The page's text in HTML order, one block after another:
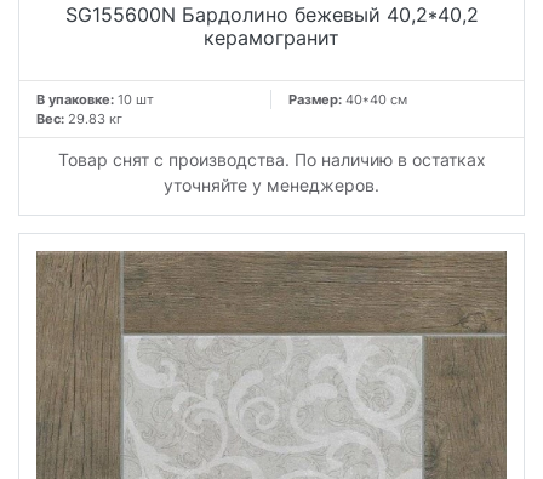
SG155600N Бардолино бежевый 40,2*40,2
керамогранит
В упаковке: 10 шт Размер: 40*40 см
Вес: 29.83 кг
Товар снят с производства. По наличию в остатках
уточняйте у менеджеров.